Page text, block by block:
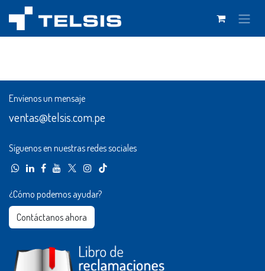
Ir al contenido
Envíenos un mensaje
ventas@telsis.com.pe
Síguenos en nuestras redes sociales
¿Cómo podemos ayudar?
Contáctanos ahora​​